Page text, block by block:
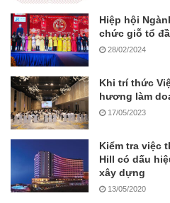
Hiệp hội
chức giỗ tổ
28/02/2024
Khi trí thức
hương làm
17/05/2023
Kiểm tra việc
Hill có dấu
xây dựng
13/05/2020